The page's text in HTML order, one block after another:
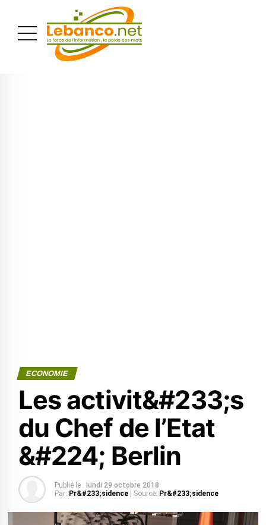
ECONOMIE
Les activit&#233;s
du Chef de l’Etat
&#224; Berlin
Publié le : lundi 29 octobre 2018
Par: Pr&#233;sidence | Source: Pr&#233;sidence